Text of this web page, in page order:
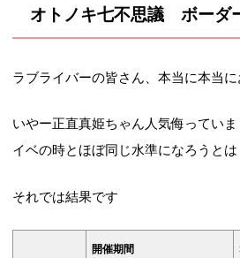
オトノキ七不思議 ボーダ
ラブライバーの皆さん、本当に本当
いやー正直真姫ちゃん人気侮ってい
イベの時とほぼ同じ水準になろうとは
それでは結果です
開催期間